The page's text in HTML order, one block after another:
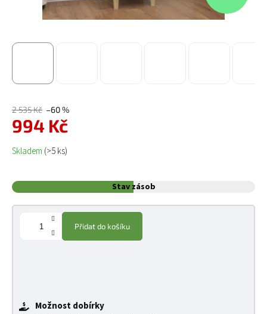
2 535 Kč –60 %
994 Kč
Měrná cena:
Skladem (>5 ks)
Stav zásob
Přidat do košíku
Možnost dobírky